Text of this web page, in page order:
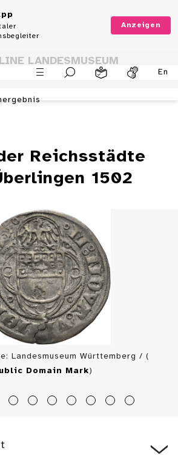
Anzeigen
En
LANDESMUSEUM
Reichsstädte
1502
Landesmuseum Württemberg / (
Domain Mark)